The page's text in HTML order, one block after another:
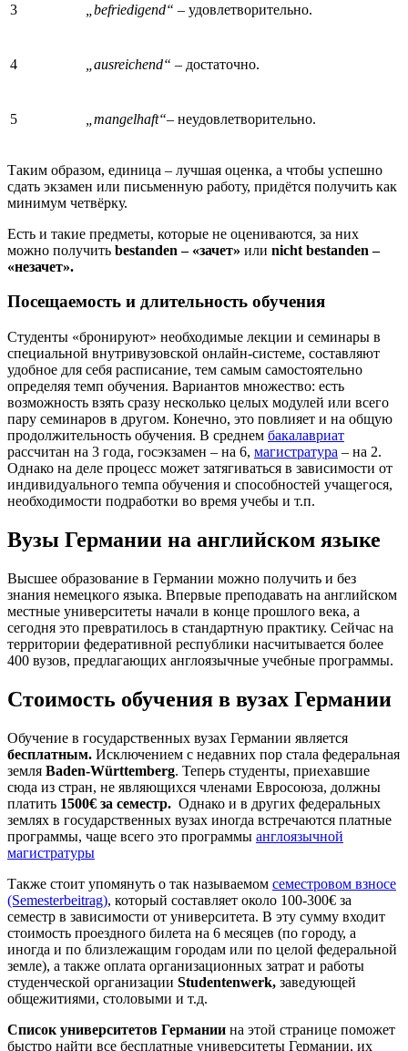
3 „befriedigend“ – удовлетворительно.
4 „ausreichend“ – достаточно.
5 „mangelhaft“– неудовлетворительно.
Таким образом, единица – лучшая оценка, а чтобы успешно
сдать экзамен или письменную работу, придётся получить как
минимум четвёрку.
Есть и такие предметы, которые не оцениваются, за них
можно получить bestanden – «зачет» или nicht bestanden –
«незачет».
Посещаемость и длительность обучения
Студенты «бронируют» необходимые лекции и семинары в
специальной внутривузовской онлайн-системе, составляют
удобное для себя расписание, тем самым самостоятельно
определяя темп обучения. Вариантов множество: есть
возможность взять сразу несколько целых модулей или всего
пару семинаров в другом. Конечно, это повлияет и на общую
продолжительность обучения. В среднем бакалавриат
рассчитан на 3 года, госэкзамен – на 6, магистратура – на 2.
Однако на деле процесс может затягиваться в зависимости от
индивидуального темпа обучения и способностей учащегося,
необходимости подработки во время учебы и т.п.
Вузы Германии на английском языке
Высшее образование в Германии можно получить и без
знания немецкого языка. Впервые преподавать на английском
местные университеты начали в конце прошлого века, а
сегодня это превратилось в стандартную практику. Сейчас на
территории федеративной республики насчитывается более
400 вузов, предлагающих англоязычные учебные программы.
Стоимость обучения в вузах Германии
Обучение в государственных вузах Германии является
бесплатным. Исключением с недавних пор стала федеральная
земля Baden-Württemberg. Теперь студенты, приехавшие
сюда из стран, не являющихся членами Евросоюза, должны
платить 1500€ за семестр. Однако и в других федеральных
землях в государственных вузах иногда встречаются платные
программы, чаще всего это программы англоязычной
магистратуры
Также стоит упомянуть о так называемом семестровом взносе
(Semesterbeitrag), который составляет около 100-300€ за
семестр в зависимости от университета. В эту сумму входит
стоимость проездного билета на 6 месяцев (по городу, а
иногда и по близлежащим городам или по целой федеральной
земле), а также оплата организационных затрат и работы
студенческой организации Studentenwerk, заведующей
общежитиями, столовыми и т.д.
Список университетов Германии на этой странице поможет
быстро найти все бесплатные университеты Германии, их